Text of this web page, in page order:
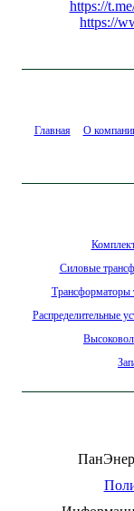
https://
https://
Главная О
Силовые
Трансформаторы
Распределительные